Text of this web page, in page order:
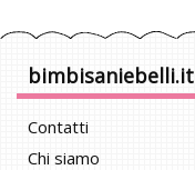
bimbisaniebelli.it
Contatti
Chi siamo